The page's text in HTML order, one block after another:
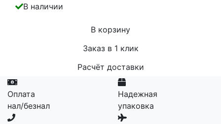
В наличии
В корзину
Заказ в 1 клик
Расчёт доставки
Оплата
нал/безнал
Надежная
упаковка